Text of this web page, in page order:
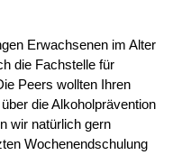
Erwachsenen im Alter
die Fachstelle für
Peers wollten Ihren
die Alkoholprävention
wir natürlich gern
Wochenendschulung